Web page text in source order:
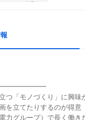
とたくさん会話する
つ「モノづくり」に興味
を立てたりするのが得意
力グループ）で長く働き